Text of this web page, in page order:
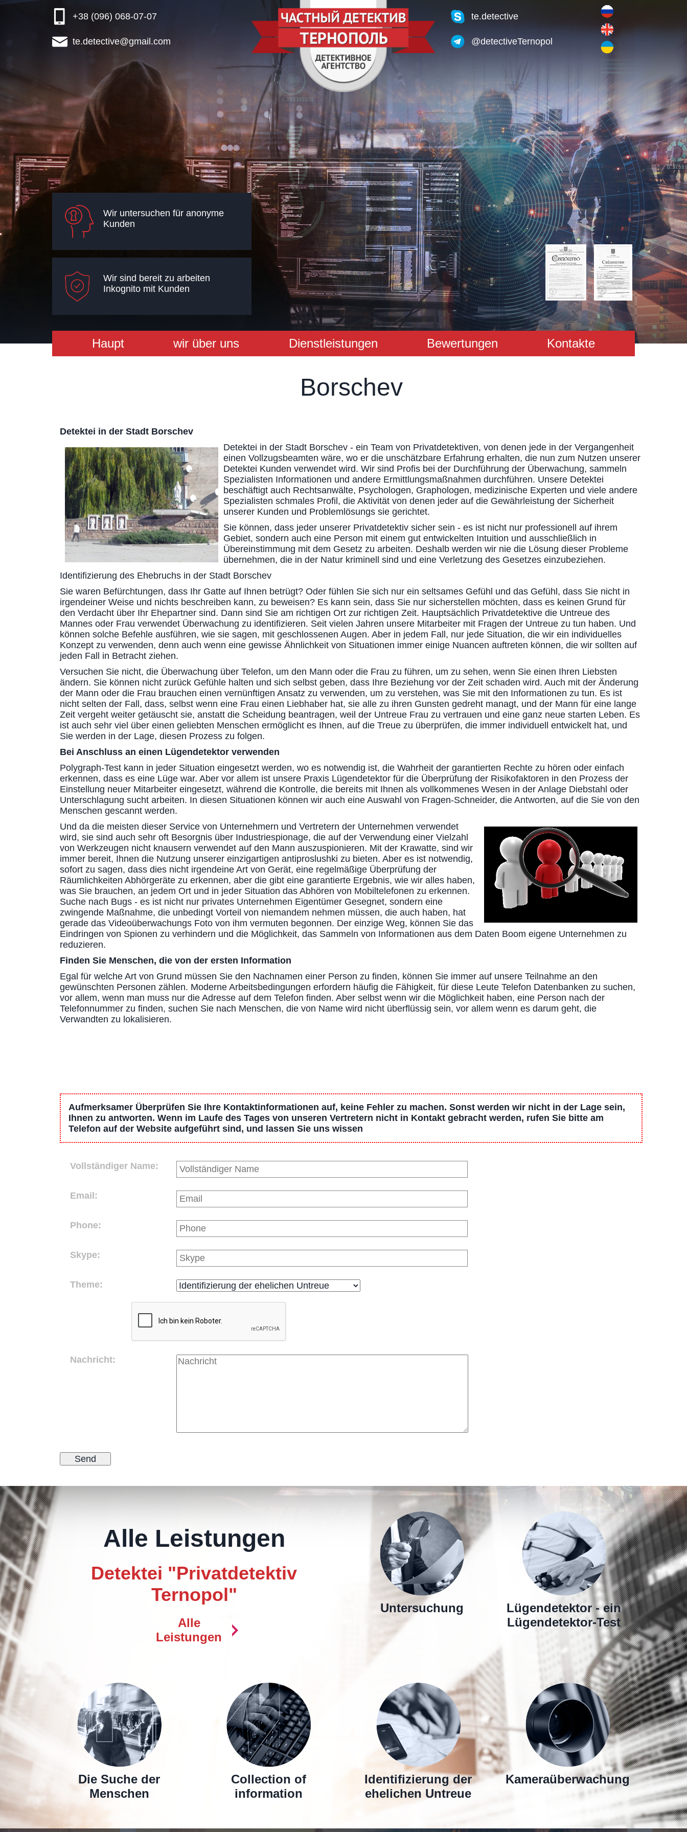
+38 (096) 068-07-07
te.detective@gmail.com
te.detective
@detectiveTernopol
Wir untersuchen für anonyme
Kunden
Wir sind bereit zu arbeiten
Inkognito mit Kunden
Haupt wir über uns Dienstleistungen Bewertungen Kontakte
Borschev
Detektei in der Stadt Borschev
Detektei in der Stadt Borschev - ein Team von Privatdetektiven, von denen jede in der Vergangenheit
einen Vollzugsbeamten wäre, wo er die unschätzbare Erfahrung erhalten, die nun zum Nutzen unserer
Detektei Kunden verwendet wird. Wir sind Profis bei der Durchführung der Überwachung, sammeln
Spezialisten Informationen und andere Ermittlungsmaßnahmen durchführen. Unsere Detektei
beschäftigt auch Rechtsanwälte, Psychologen, Graphologen, medizinische Experten und viele andere
Spezialisten schmales Profil, die Aktivität von denen jeder auf die Gewährleistung der Sicherheit
unserer Kunden und Problemlösungs sie gerichtet.
Sie können, dass jeder unserer Privatdetektiv sicher sein - es ist nicht nur professionell auf ihrem
Gebiet, sondern auch eine Person mit einem gut entwickelten Intuition und ausschließlich in
Übereinstimmung mit dem Gesetz zu arbeiten. Deshalb werden wir nie die Lösung dieser Probleme
übernehmen, die in der Natur kriminell sind und eine Verletzung des Gesetzes einzubeziehen.
Identifizierung des Ehebruchs in der Stadt Borschev
Sie waren Befürchtungen, dass Ihr Gatte auf Ihnen betrügt? Oder fühlen Sie sich nur ein seltsames Gefühl und das Gefühl, dass Sie nicht in
irgendeiner Weise und nichts beschreiben kann, zu beweisen? Es kann sein, dass Sie nur sicherstellen möchten, dass es keinen Grund für
den Verdacht über Ihr Ehepartner sind. Dann sind Sie am richtigen Ort zur richtigen Zeit. Hauptsächlich Privatdetektive die Untreue des
Mannes oder Frau verwendet Überwachung zu identifizieren. Seit vielen Jahren unsere Mitarbeiter mit Fragen der Untreue zu tun haben. Und
können solche Befehle ausführen, wie sie sagen, mit geschlossenen Augen. Aber in jedem Fall, nur jede Situation, die wir ein individuelles
Konzept zu verwenden, denn auch wenn eine gewisse Ähnlichkeit von Situationen immer einige Nuancen auftreten können, die wir sollten auf
jeden Fall in Betracht ziehen.
Versuchen Sie nicht, die Überwachung über Telefon, um den Mann oder die Frau zu führen, um zu sehen, wenn Sie einen Ihren Liebsten
ändern. Sie können nicht zurück Gefühle halten und sich selbst geben, dass Ihre Beziehung vor der Zeit schaden wird. Auch mit der Änderung
der Mann oder die Frau brauchen einen vernünftigen Ansatz zu verwenden, um zu verstehen, was Sie mit den Informationen zu tun. Es ist
nicht selten der Fall, dass, selbst wenn eine Frau einen Liebhaber hat, sie alle zu ihren Gunsten gedreht managt, und der Mann für eine lange
Zeit vergeht weiter getäuscht sie, anstatt die Scheidung beantragen, weil der Untreue Frau zu vertrauen und eine ganz neue starten Leben. Es
ist auch sehr viel über einen geliebten Menschen ermöglicht es Ihnen, auf die Treue zu überprüfen, die immer individuell entwickelt hat, und
Sie werden in der Lage, diesen Prozess zu folgen.
Bei Anschluss an einen Lügendetektor verwenden
Polygraph-Test kann in jeder Situation eingesetzt werden, wo es notwendig ist, die Wahrheit der garantierten Rechte zu hören oder einfach
erkennen, dass es eine Lüge war. Aber vor allem ist unsere Praxis Lügendetektor für die Überprüfung der Risikofaktoren in den Prozess der
Einstellung neuer Mitarbeiter eingesetzt, während die Kontrolle, die bereits mit Ihnen als vollkommenes Wesen in der Anlage Diebstahl oder
Unterschlagung sucht arbeiten. In diesen Situationen können wir auch eine Auswahl von Fragen-Schneider, die Antworten, auf die Sie von den
Menschen gescannt werden.
Und da die meisten dieser Service von Unternehmern und Vertretern der Unternehmen verwendet
wird, sie sind auch sehr oft Besorgnis über Industriespionage, die auf der Verwendung einer Vielzahl
von Werkzeugen nicht knausern verwendet auf den Mann auszuspionieren. Mit der Krawatte, sind wir
immer bereit, Ihnen die Nutzung unserer einzigartigen antiproslushki zu bieten. Aber es ist notwendig,
sofort zu sagen, dass dies nicht irgendeine Art von Gerät, eine regelmäßige Überprüfung der
Räumlichkeiten Abhörgeräte zu erkennen, aber die gibt eine garantierte Ergebnis, wie wir alles haben,
was Sie brauchen, an jedem Ort und in jeder Situation das Abhören von Mobiltelefonen zu erkennen.
Suche nach Bugs - es ist nicht nur privates Unternehmen Eigentümer Gesegnet, sondern eine
zwingende Maßnahme, die unbedingt Vorteil von niemandem nehmen müssen, die auch haben, hat
gerade das Videoüberwachungs Foto von ihm vermuten begonnen. Der einzige Weg, können Sie das
Eindringen von Spionen zu verhindern und die Möglichkeit, das Sammeln von Informationen aus dem Daten Boom eigene Unternehmen zu
reduzieren.
Finden Sie Menschen, die von der ersten Information
Egal für welche Art von Grund müssen Sie den Nachnamen einer Person zu finden, können Sie immer auf unsere Teilnahme an den
gewünschten Personen zählen. Moderne Arbeitsbedingungen erfordern häufig die Fähigkeit, für diese Leute Telefon Datenbanken zu suchen,
vor allem, wenn man muss nur die Adresse auf dem Telefon finden. Aber selbst wenn wir die Möglichkeit haben, eine Person nach der
Telefonnummer zu finden, suchen Sie nach Menschen, die von Name wird nicht überflüssig sein, vor allem wenn es darum geht, die
Verwandten zu lokalisieren.
Aufmerksamer Überprüfen Sie Ihre Kontaktinformationen auf, keine Fehler zu machen. Sonst werden wir nicht in der Lage sein,
Ihnen zu antworten. Wenn im Laufe des Tages von unseren Vertretern nicht in Kontakt gebracht werden, rufen Sie bitte am
Telefon auf der Website aufgeführt sind, und lassen Sie uns wissen
Vollständiger Name:
Email:
Phone:
Skype:
Theme:
Nachricht:
Alle Leistungen
Detektei "Privatdetektiv
Ternopol"
Alle
Leistungen
Untersuchung
Lügendetektor - ein
Lügendetektor-Test
Die Suche der
Menschen
Collection of
information
Identifizierung der
ehelichen Untreue
Kameraüberwachung